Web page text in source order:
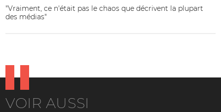
"Vraiment, ce n'était pas le chaos que décrivent la plupart
des médias"
VOIR AUSSI